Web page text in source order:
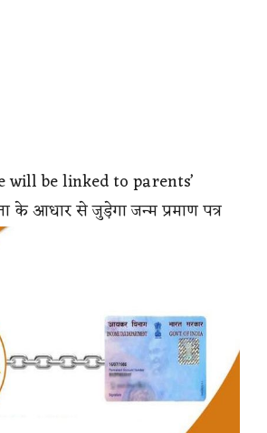
be linked to parents’
के आधार से जुड़ेगा जन्म प्रमाण पत्र